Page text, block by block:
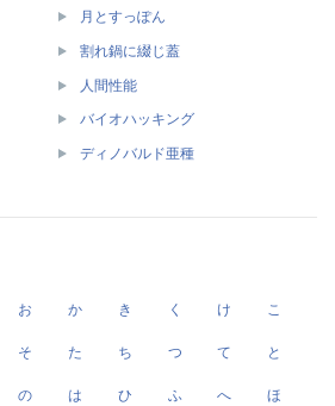
月とすっぽん
割れ鍋に綴じ蓋
人間性能
バイオハッキング
ディノバルド亜種
お か き く け こ
そ た ち つ て と
の は ひ ふ へ ほ